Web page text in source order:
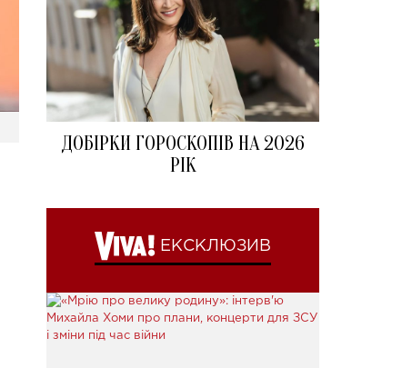
ДОБІРКИ ГОРОСКОПІВ НА 2026
РІК
ЕКСКЛЮЗИВ